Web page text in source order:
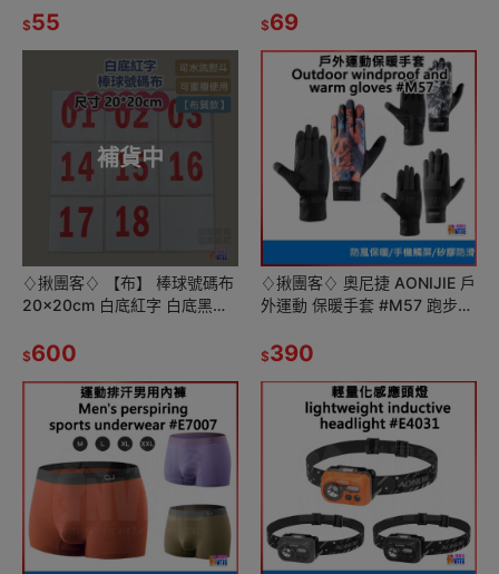
山 單車補給 三鐵
$55
登山 三鐵
$69
補貨中
♢揪團客♢ 【布】 棒球號碼布
20x20cm 白底紅字 白底黑字
$600
♢揪團客♢ 奧尼捷 AONIJIE 戶
外運動 保暖手套 #M57 跑步手
保暖防風 可觸屏
$390